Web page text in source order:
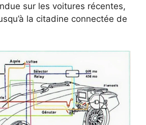
sur les voitures récentes,
la citadine connectée de